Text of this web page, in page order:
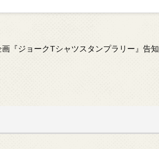
画『ジョークTシャツスタンプラリー』告知